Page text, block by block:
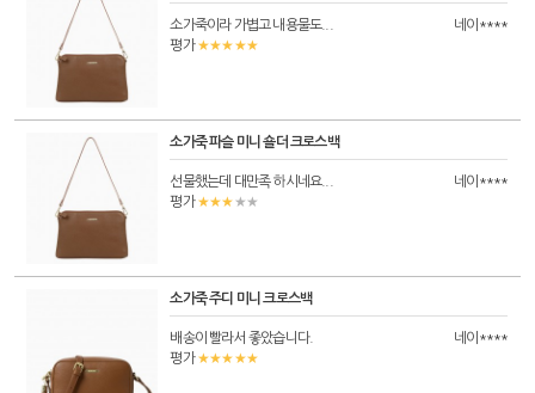
소가죽이라 가볍고 내용물도...
네이****
평가★★★★★
소가죽 파슬 미니 숄더 크로스백
선물했는데 대만족 하시네요...
네이****
평가★★★★★
소가죽 주디 미니 크로스백
배송이 빨라서 좋았습니다.
네이****
평가★★★★★